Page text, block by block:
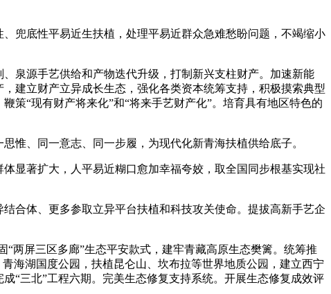
兜底性平易近生扶植，处理平易近群众急难愁盼问题，不竭缩小
泉源手艺供给和产物迭代升级，打制新兴支柱财产。加速新能
建立财产立异成长生态，强化各类资本统筹支持，积极摸索典型
策“现有财产将来化”和“将来手艺财产化”。培育具有地区特色的
、同一意志、同一步履，为现代化新青海扶植供给底子。
著扩大，人平易近糊口愈加幸福夸姣，取全国同步根基实现社
体、更多参取立异平台扶植和科技攻关使命。提拔高新手艺企
屏三区多廊”生态平安款式，建牢青藏高原生态樊篱。统筹推
海湖国度公园，扶植昆仑山、坎布拉等世界地质公园，建立西宁
“三北”工程六期。完美生态修复支持系统。开展生态修复成效评